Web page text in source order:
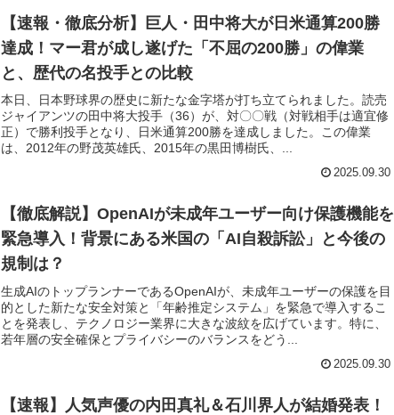
【速報・徹底分析】巨人・田中将大が日米通算200勝
達成！マー君が成し遂げた「不屈の200勝」の偉業
と、歴代の名投手との比較
本日、日本野球界の歴史に新たな金字塔が打ち立てられました。読売
ジャイアンツの田中将大投手（36）が、対〇〇戦（対戦相手は適宜修
正）で勝利投手となり、日米通算200勝を達成しました。この偉業
は、2012年の野茂英雄氏、2015年の黒田博樹氏、...
2025.09.30
【徹底解説】OpenAIが未成年ユーザー向け保護機能を
緊急導入！背景にある米国の「AI自殺訴訟」と今後の
規制は？
生成AIのトップランナーであるOpenAIが、未成年ユーザーの保護を目
的とした新たな安全対策と「年齢推定システム」を緊急で導入するこ
とを発表し、テクノロジー業界に大きな波紋を広げています。特に、
若年層の安全確保とプライバシーのバランスをどう...
2025.09.30
【速報】人気声優の内田真礼＆石川界人が結婚発表！